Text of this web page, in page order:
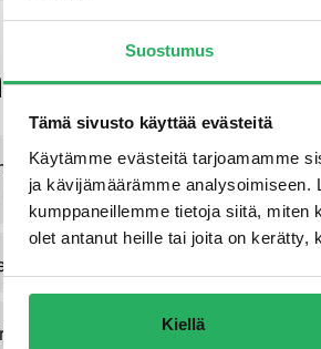
Suostumus
Tämä sivusto käyttää evästeitä
Käytämme evästeitä tarjoamamme
ja kävijämäärämme
kumppaneillemme tietoja siitä, miten
olet antanut heille tai joita on kerätty,
Kiellä
pigmentoitu
teknologia
joustava sideaine
kulutuskestävyys, pneumaattisin